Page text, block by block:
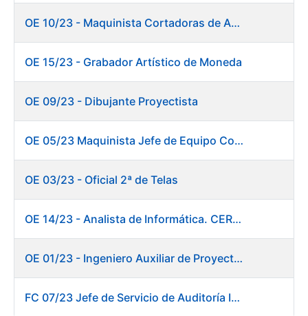
OE 10/23 - Maquinista Cortadoras de Acabados.
OE 15/23 - Grabador Artístico de Moneda
OE 09/23 - Dibujante Proyectista
OE 05/23 Maquinista Jefe de Equipo Corte y Enfajado
OE 03/23 - Oficial 2ª de Telas
OE 14/23 - Analista de Informática. CERES
OE 01/23 - Ingeniero Auxiliar de Proyectos. Innovación
FC 07/23 Jefe de Servicio de Auditoría Interna